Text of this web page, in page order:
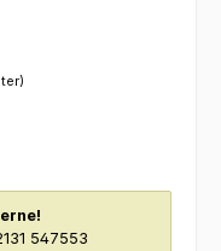
547553